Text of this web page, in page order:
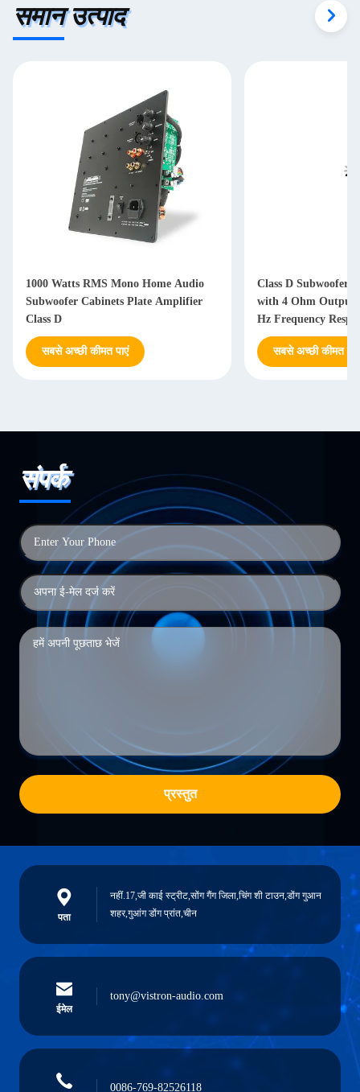
समान उत्पाद
1000 Watts RMS Mono Home Audio
Subwoofer Cabinets Plate Amplifier
Class D
सबसे अच्छी कीमत पाएं
Class D Subwoofer
with 4 Ohm Output
Hz Frequency
Power Supply
सबसे अच्छी कीमत पाएं
संपर्क
प्रस्तुत
पता
नहीं.17,जी काई स्ट्रीट,सोंग गैंग जिला,चिंग शी टाउन,डोंग गुआन
शहर,गुआंग डोंग प्रांत,चीन
ईमेल
tony@vistron-audio.com
0086-769-82526118